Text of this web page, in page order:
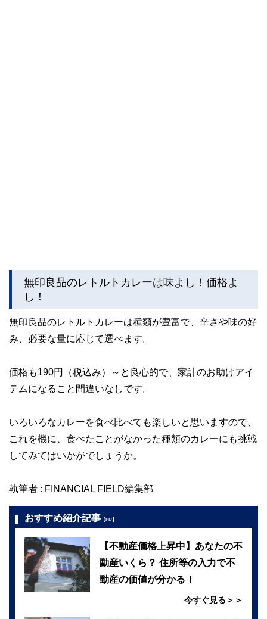
無印良品のレトルトカレーは味よし！価格よ
し！
無印良品のレトルトカレーは種類が豊富で、辛さや味の好
み、必要な量に応じて選べます。
価格も190円（税込み）～と良心的で、家計のお助けアイ
テムになること間違いなしです。
いろいろなカレーを食べ比べても楽しいと思いますので、
これを機に、食べたことがなかった種類のカレーにも挑戦
してみてはいかがでしょうか。
執筆者 : FINANCIAL FIELD編集部
おすすめ紹介記事 【PR】
【不動産価格上昇中】あなたの不
動産いくら？ 住所等の入力で不
動産の価値が分かる！
今すぐ見る＞＞